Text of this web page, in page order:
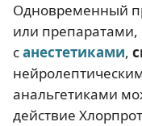
Одновременный
или
санестетиками,
анальгетиками
действие